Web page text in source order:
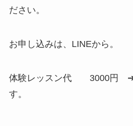
ださい。
お申し込みは、LINEから。
体験レッスン代 3000円 ➔
す。